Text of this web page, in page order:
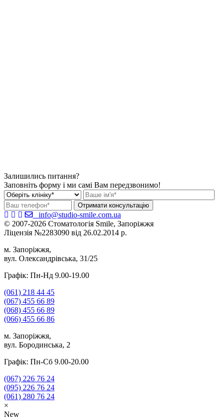
Залишились питання?
Заповніть форму і ми самі Вам передзвонимо!
info@studio-smile.com.ua
© 2007-2026 Стоматологія Smile, Запоріжжя
Ліцензія №2283090 від 26.02.2014 р.
м. Запоріжжя,
вул. Олександрівська, 31/25
Графік: Пн-Нд 9.00-19.00
(061) 218 44 45
(067) 455 66 89
(068) 455 66 89
(066) 455 66 86
м. Запоріжжя,
вул. Бородинська, 2
Графік: Пн-Сб 9.00-20.00
(067) 226 76 24
(095) 226 76 24
(061) 280 76 24
×
New